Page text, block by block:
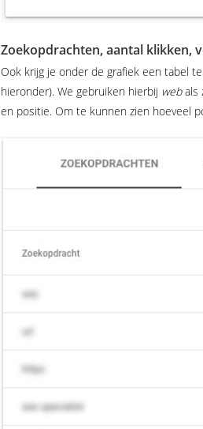
Zoekopdrachten, aantal klikken,
Ook krijg je onder de grafiek een tabel
hieronder). We gebruiken hierbij webals
en positie. Om te kunnen zien hoeveel